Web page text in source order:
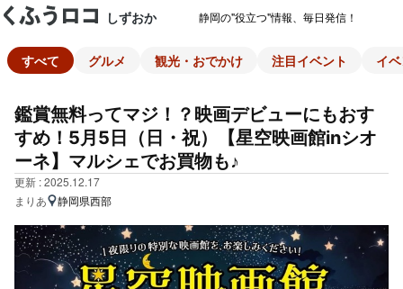
しずおか 静岡の"役立つ"情報、毎日発信！
すべて グルメ 観光・おでかけ 注目イベント イ
鑑賞無料ってマジ！？映画デビューにもおす
すめ！5月5日（日・祝）【星空映画館inシオ
ーネ】マルシェでお買物も♪
更新 : 2025.12.17
まりあ
静岡県西部